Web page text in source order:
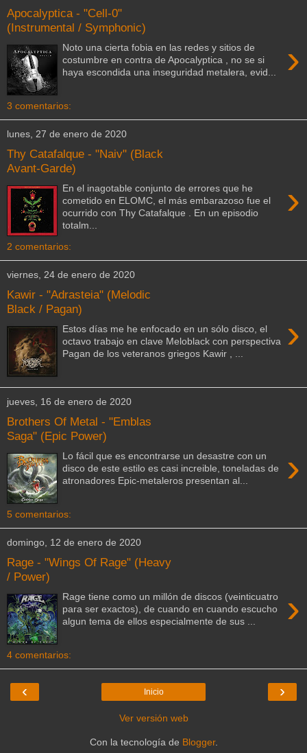
Apocalyptica - "Cell-0"
(Instrumental / Symphonic)
›
Noto una cierta fobia en las redes y sitios de
costumbre en contra de Apocalyptica , no se si
haya escondida una inseguridad metalera, evid...
3 comentarios:
lunes, 27 de enero de 2020
Thy Catafalque - "Naiv" (Black
Avant-Garde)
›
En el inagotable conjunto de errores que he
cometido en ELOMC, el más embarazoso fue el
ocurrido con Thy Catafalque . En un episodio
totalm...
2 comentarios:
viernes, 24 de enero de 2020
Kawir - "Adrasteia" (Melodic
Black / Pagan)
›
Estos días me he enfocado en un sólo disco, el
octavo trabajo en clave Meloblack con perspectiva
Pagan de los veteranos griegos Kawir , ...
jueves, 16 de enero de 2020
Brothers Of Metal - "Emblas
Saga" (Epic Power)
›
Lo fácil que es encontrarse un desastre con un
disco de este estilo es casi increible, toneladas de
atronadores Epic-metaleros presentan al...
5 comentarios:
domingo, 12 de enero de 2020
Rage - "Wings Of Rage" (Heavy
/ Power)
›
Rage tiene como un millón de discos (veinticuatro
para ser exactos), de cuando en cuando escucho
algun tema de ellos especialmente de sus ...
4 comentarios:
‹ ›
Inicio
Ver versión web
Con la tecnología de Blogger.